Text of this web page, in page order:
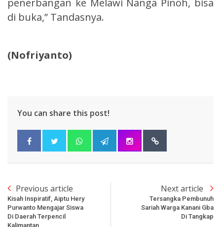
di buka,” Tandasnya.
(Nofriyanto)
You can share this post!
Previous article
Kisah Inspiratif, Aiptu Hery
Purwanto Mengajar Siswa
Di Daerah Terpencil
Kalimantan
Next article
Tersangka Pembunuh
Sariah Warga Kanani Gba
Di Tangkap